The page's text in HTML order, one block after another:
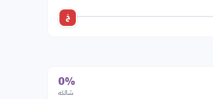
خ
0%
شالكه